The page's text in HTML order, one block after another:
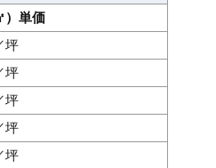
）単価
坪
坪
坪
坪
坪